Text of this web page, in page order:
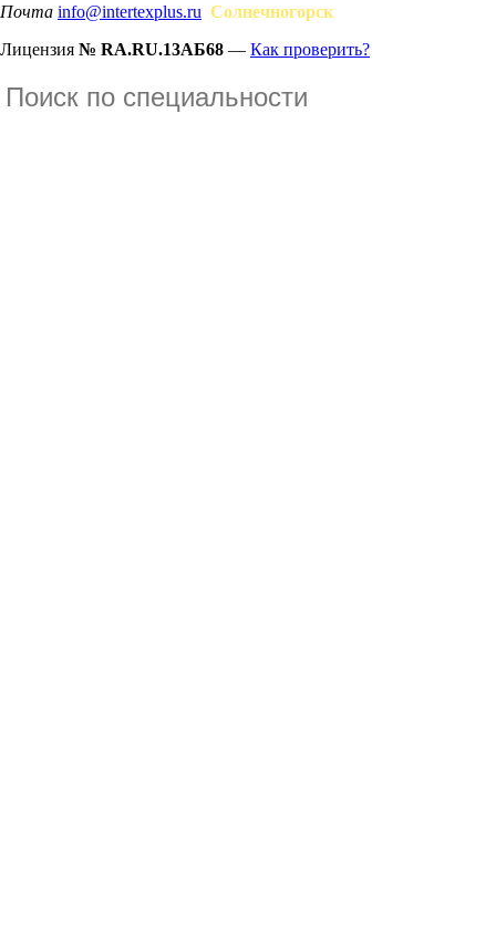
Почта info@intertexplus.ru Солнечногорск
Лицензия № RA.RU.13АБ68 — Как проверить?